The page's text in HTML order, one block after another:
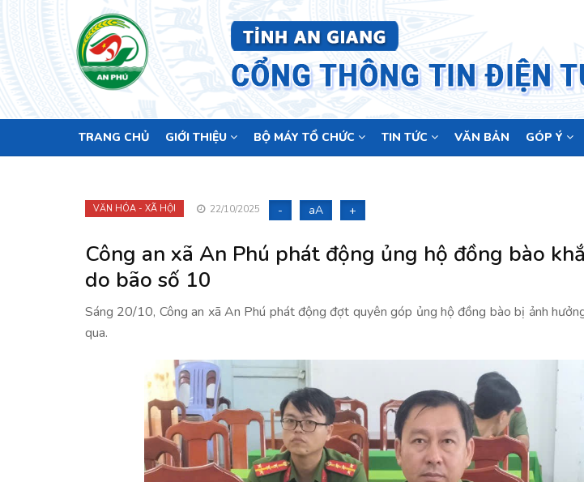
Main
navigation
TRANG CHỦ GIỚI THIỆU BỘ MÁY TỔ CHỨC TIN TỨC VĂN BẢN GÓP Ý
VĂN HÓA - XÃ HỘI 22/10/2025 - aA +
Công an xã An Phú phát động ủng hộ đồng bào
do bão số 10
Sáng 20/10, Công an xã An Phú phát động đợt quyên góp ủng hộ đồng bào bị ảnh
qua.